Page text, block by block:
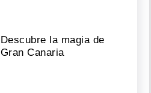
Descubre la magia de
Gran Canaria